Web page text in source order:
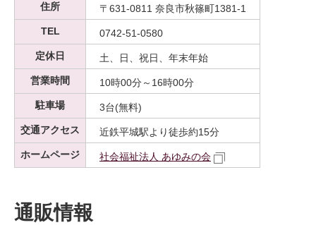
住所
〒631-0811 奈良市秋篠町1381-1
TEL
0742-51-0580
定休日
土、日、祝日、年末年始
営業時間
10時00分～16時00分
駐車場
3台(無料)
交通アクセス
近鉄平城駅より徒歩約15分
ホームページ
社会福祉法人 あゆみの会
通販情報